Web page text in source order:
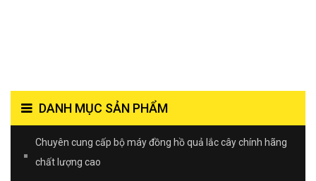
DANH MỤC SẢN PHẨM
Chuyên cung cấp bộ máy đồng hồ quả lắc cây chính hãng
chất lượng cao